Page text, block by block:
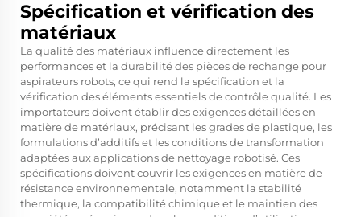
Spécification et vérification des
matériaux
La qualité des matériaux influence directement les
performances et la durabilité des pièces de rechange pour
aspirateurs robots, ce qui rend la spécification et la
vérification des éléments essentiels de contrôle qualité. Les
importateurs doivent établir des exigences détaillées en
matière de matériaux, précisant les grades de plastique, les
formulations d’additifs et les conditions de transformation
adaptées aux applications de nettoyage robotisé. Ces
spécifications doivent couvrir les exigences en matière de
résistance environnementale, notamment la stabilité
thermique, la compatibilité chimique et le maintien des